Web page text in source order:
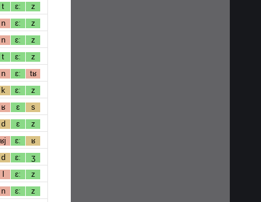
t ɛː z
n ɛː z
n ɛː z
t ɛː z
n ɛː tʁ
k ɛː z
ʁ ɛ s
d ɛ z
ʁj ɛː ʁ
d ɛː ʒ
l ɛː z
n ɛː z